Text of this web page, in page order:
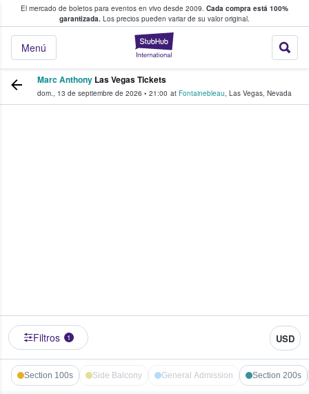
El mercado de boletos para eventos en vivo desde 2009. Cada compra está 100%
garantizada. Los precios pueden variar de su valor original.
StubHub: donde
Menú
fans compran y venden boletos
Marc Anthony Las Vegas Tickets
dom., 13 de septiembre de 2026 • 21:00 at Fontainebleau, Las Vegas, Nevada
Filtros 1 USD
Section 100s Side Balcony General Admission Section 200s